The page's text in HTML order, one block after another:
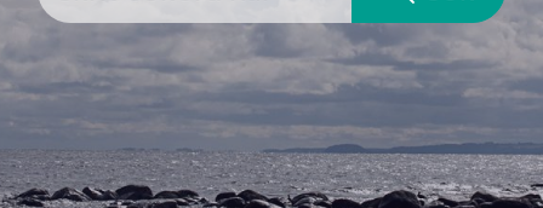
Ekonomi &amp; juridik
Hantverkare
Hus &amp; hem
Ideella föreningar